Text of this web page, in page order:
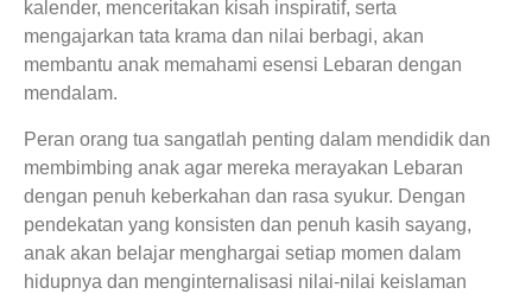
kalender, menceritakan kisah inspiratif, serta
mengajarkan tata krama dan nilai berbagi, akan
membantu anak memahami esensi Lebaran dengan
mendalam.
Peran orang tua sangatlah penting dalam mendidik dan
membimbing anak agar mereka merayakan Lebaran
dengan penuh keberkahan dan rasa syukur. Dengan
pendekatan yang konsisten dan penuh kasih sayang,
anak akan belajar menghargai setiap momen dalam
hidupnya dan menginternalisasi nilai-nilai keislaman